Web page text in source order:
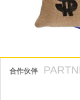
合作伙伴